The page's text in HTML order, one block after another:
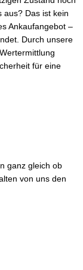
aus? Das ist kein
Ankaufangebot –
Durch unsere
für eine
ganz gleich ob
von uns den